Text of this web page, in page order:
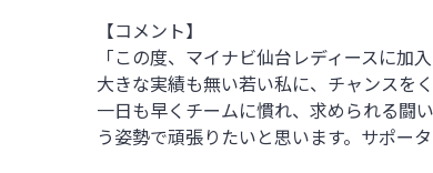
【コメント】
「この度、マイナビ仙台レディースに加
大きな実績も無い若い私に、チャンスを
一日も早くチームに慣れ、求められる闘
う姿勢で頑張りたいと思います。サポー